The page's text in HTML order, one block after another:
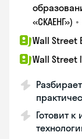
«СКАЕНГ») •
Wall Street
Wall Street
Готовит